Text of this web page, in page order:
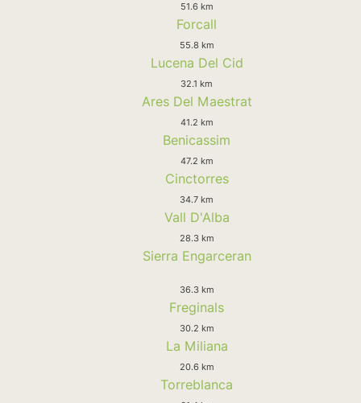
51.6 km
Forcall
55.8 km
Lucena Del Cid
32.1 km
Ares Del Maestrat
41.2 km
Benicassim
47.2 km
Cinctorres
34.7 km
Vall D'Alba
28.3 km
Sierra Engarceran
36.3 km
Freginals
30.2 km
La Miliana
20.6 km
Torreblanca